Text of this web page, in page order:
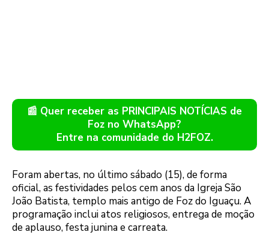
📰 Quer receber as PRINCIPAIS NOTÍCIAS de
Foz no WhatsApp?
Entre na comunidade do H2FOZ.
Foram abertas, no último sábado (15), de forma
oficial, as festividades pelos cem anos da Igreja São
João Batista, templo mais antigo de Foz do Iguaçu. A
programação inclui atos religiosos, entrega de moção
de aplauso, festa junina e carreata.